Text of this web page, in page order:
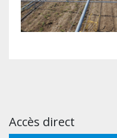
Accès direct